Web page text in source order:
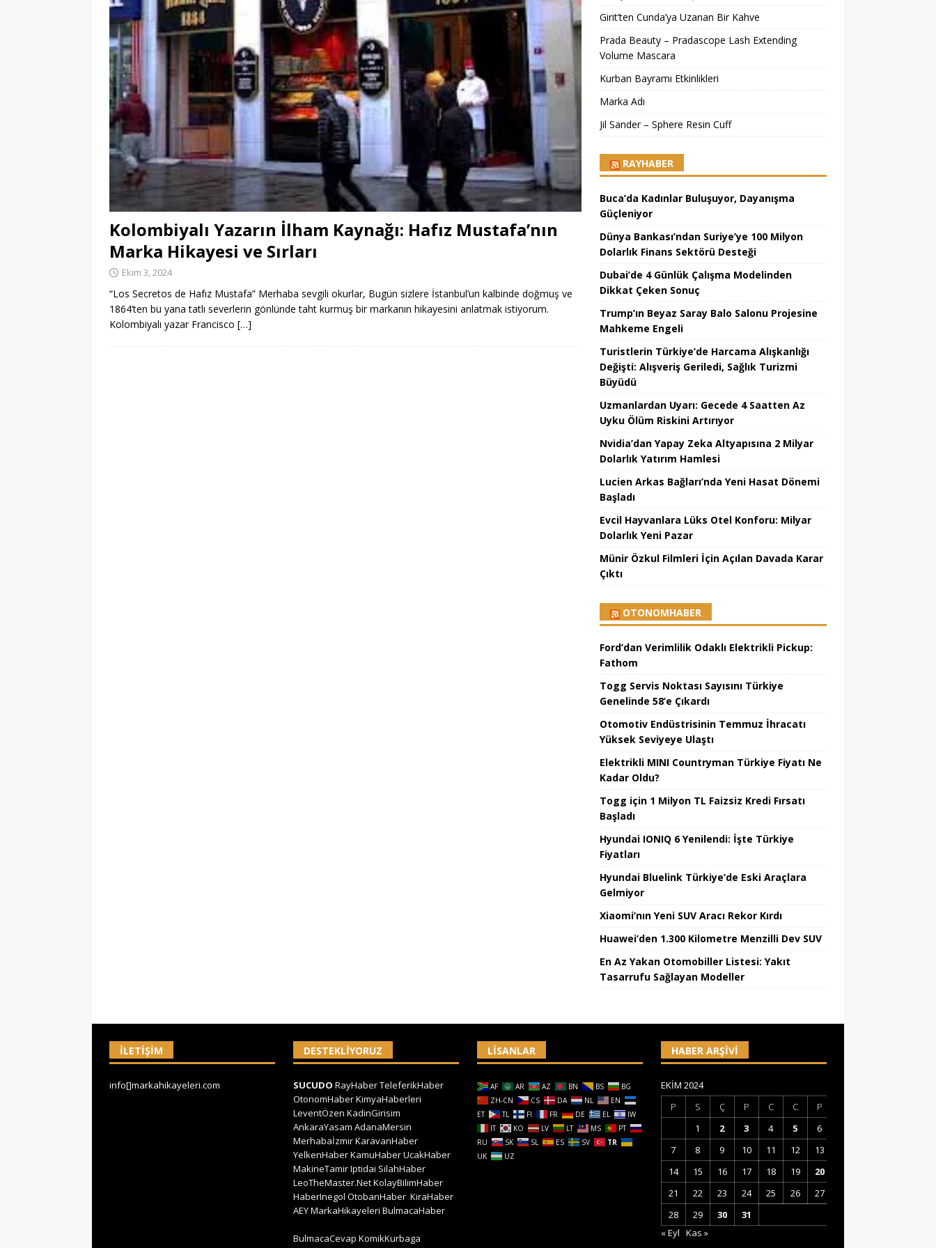
Kolombiyalı Yazarın İlham Kaynağı: Hafız Mustafa’nın
Marka Hikayesi ve Sırları
Ekim 3, 2024
“Los Secretos de Hafız Mustafa” Merhaba sevgili okurlar, Bugün sizlere İstanbul’un kalbinde doğmuş ve
1864’ten bu yana tatlı severlerin gönlünde taht kurmuş bir markanın hikayesini anlatmak istiyorum.
Kolombiyalı yazar Francisco […]
Girit’ten Cunda’ya Uzanan Bir Kahve
Prada Beauty – Pradascope Lash Extending
Volume Mascara
Kurban Bayramı Etkinlikleri
Marka Adı
Jil Sander – Sphere Resin Cuff
RAYHABER
Buca’da Kadınlar Buluşuyor, Dayanışma
Güçleniyor
Dünya Bankası’ndan Suriye’ye 100 Milyon
Dolarlık Finans Sektörü Desteği
Dubai’de 4 Günlük Çalışma Modelinden
Dikkat Çeken Sonuç
Trump’ın Beyaz Saray Balo Salonu Projesine
Mahkeme Engeli
Turistlerin Türkiye’de Harcama Alışkanlığı
Değişti: Alışveriş Geriledi, Sağlık Turizmi
Büyüdü
Uzmanlardan Uyarı: Gecede 4 Saatten Az
Uyku Ölüm Riskini Artırıyor
Nvidia’dan Yapay Zeka Altyapısına 2 Milyar
Dolarlık Yatırım Hamlesi
Lucien Arkas Bağları’nda Yeni Hasat Dönemi
Başladı
Evcil Hayvanlara Lüks Otel Konforu: Milyar
Dolarlık Yeni Pazar
Münir Özkul Filmleri İçin Açılan Davada Karar
Çıktı
OTONOMHABER
Ford’dan Verimlilik Odaklı Elektrikli Pickup:
Fathom
Togg Servis Noktası Sayısını Türkiye
Genelinde 58’e Çıkardı
Otomotiv Endüstrisinin Temmuz İhracatı
Yüksek Seviyeye Ulaştı
Elektrikli MINI Countryman Türkiye Fiyatı Ne
Kadar Oldu?
Togg için 1 Milyon TL Faizsiz Kredi Fırsatı
Başladı
Hyundai IONIQ 6 Yenilendi: İşte Türkiye
Fiyatları
Hyundai Bluelink Türkiye’de Eski Araçlara
Gelmiyor
Xiaomi’nın Yeni SUV Aracı Rekor Kırdı
Huawei’den 1.300 Kilometre Menzilli Dev SUV
En Az Yakan Otomobiller Listesi: Yakıt
Tasarrufu Sağlayan Modeller
İLETIŞIM
info[]markahikayeleri.com
DESTEKLIYORUZ
SUCUDO RayHaberTeleferikHaber
OtonomHaberKimyaHaberleri
LeventÖzen KadinGirisim
AnkaraYasam AdanaMersin
MerhabaİzmirKaravanHaber
YelkenHaberKamuHaberUcakHaber
MakineTamirIptidai SilahHaber
LeoTheMaster.NetKolayBilimHaber
HaberInegol OtobanHaber KiraHaber
AEYMarkaHikayeleri BulmacaHaber
BulmacaCevap KomikKurbaga
LISANLAR
AF AR AZ BN BS
BG
ZH-CN
CS DA NL
EN
ET
TL FI FR DE EL
IW
IT
KO LV LT MS
PT
RU
SK SL ES SV
TR
UK
UZ
HABER ARŞIVI
EKIM 2024
P
S Ç P C C
P
1
2 3 4 5
6
7
8 9 10 11 12
13
14
15 16 17 18 19
20
21
22 23 24 25 26
27
28
29 30
31
« Eyl Kas »